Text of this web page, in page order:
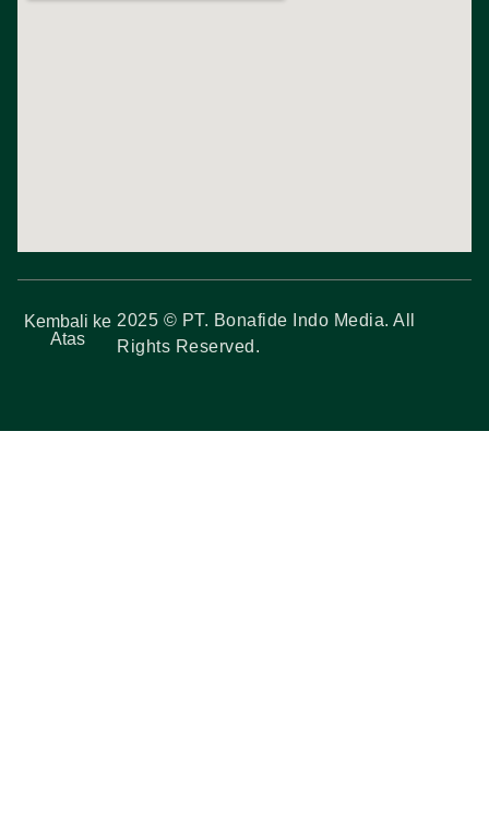
2025 © PT. Bonafide Indo Media. All
Rights Reserved.
Kembali ke
Atas